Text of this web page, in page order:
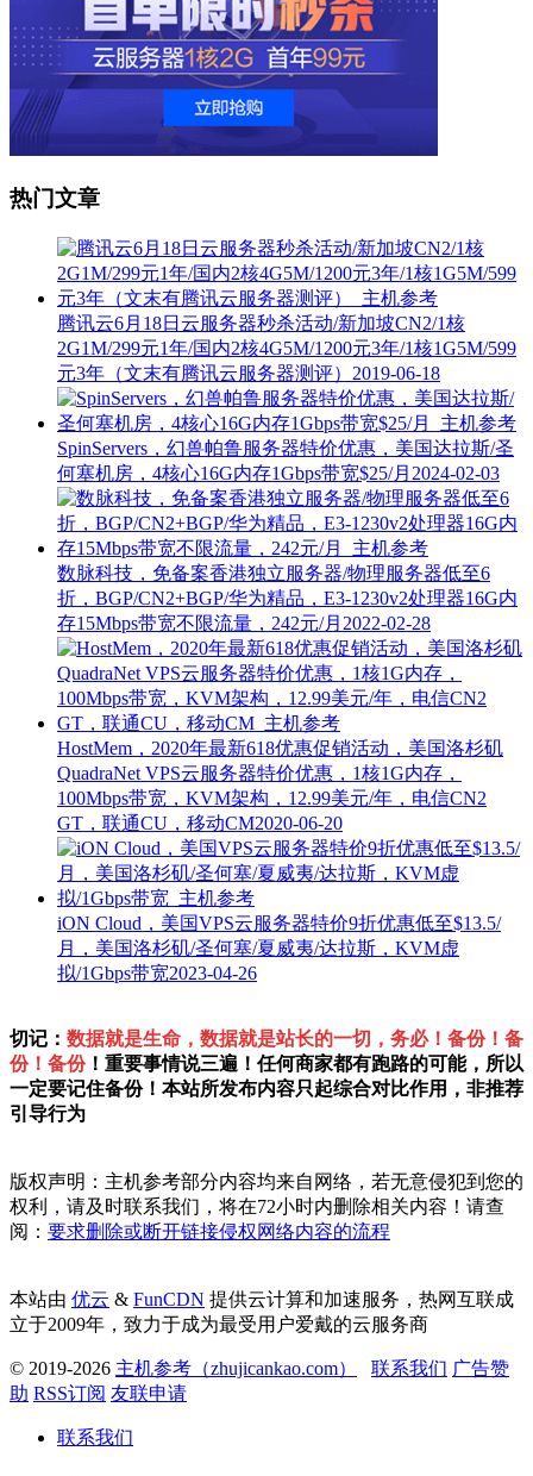
热门文章
腾讯云6月18日云服务器秒杀活动/新加坡CN2/1核
2G1M/299元1年/国内2核4G5M/1200元3年/1核1G5M/599
元3年（文末有腾讯云服务器测评） 2019-06-18
SpinServers，幻兽帕鲁服务器特价优惠，美国达拉斯/圣
何塞机房，4核心16G内存1Gbps带宽$25/月 2024-02-03
数脉科技，免备案香港独立服务器/物理服务器低至6
折，BGP/CN2+BGP/华为精品，E3-1230v2处理器16G内
存15Mbps带宽不限流量，242元/月 2022-02-28
HostMem，2020年最新618优惠促销活动，美国洛杉矶
QuadraNet VPS云服务器特价优惠，1核1G内存，
100Mbps带宽，KVM架构，12.99美元/年，电信CN2
GT，联通CU，移动CM2020-06-20
iON Cloud，美国VPS云服务器特价9折优惠低至$13.5/
月，美国洛杉矶/圣何塞/夏威夷/达拉斯，KVM虚
拟/1Gbps带宽2023-04-26
切记： 数据就是生命，数据就是站长的一切，务必！备份！备
份！备份！重要事情说三遍！任何商家都有跑路的可能，所以
一定要记住备份！本站所发布内容只起综合对比作用，非推荐
引导行为
版权声明：主机参考部分内容均来自网络，若无意侵犯到您的
权利，请及时联系我们，将在72小时内删除相关内容！请查
阅： 要求删除或断开链接侵权网络内容的流程
本站由 优云 & FunCDN 提供云计算和加速服务，热网互联成
立于2009年，致力于成为最受用户爱戴的云服务商
© 2019-2026 主机参考（zhujicankao.com） 联系我们 广告赞
助 RSS订阅 友联申请
联系我们